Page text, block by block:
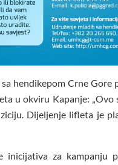
hendikepom Crne
u okviru Kapanje: „Ovo
Dijeljenje lifleta je
inicijativa za